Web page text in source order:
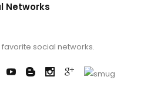
Networks
social networks.